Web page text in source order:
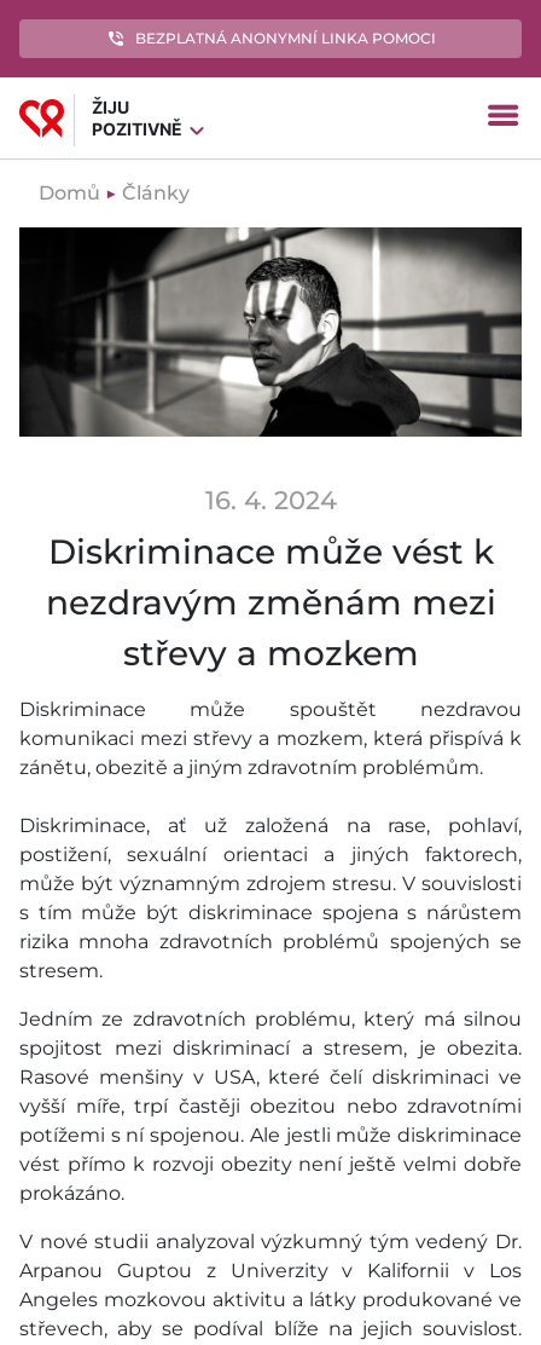
phone_in_talk BEZPLATNÁ ANONYMNÍ LINKA POMOCI
ŽIJU
POZITIVNĚ expand_more menu
Domů ▶ Články
16. 4. 2024
Diskriminace může vést k
nezdravým změnám mezi
střevy a mozkem
Diskriminace může spouštět nezdravou
komunikaci mezi střevy a mozkem, která přispívá k
zánětu, obezitě a jiným zdravotním problémům.
Diskriminace, ať už založená na rase, pohlaví,
postižení, sexuální orientaci a jiných faktorech,
může být významným zdrojem stresu. V souvislosti
s tím může být diskriminace spojena s nárůstem
rizika mnoha zdravotních problémů spojených se
stresem.
Jedním ze zdravotních problému, který má silnou
spojitost mezi diskriminací a stresem, je obezita.
Rasové menšiny v USA, které čelí diskriminaci ve
vyšší míře, trpí častěji obezitou nebo zdravotními
potížemi s ní spojenou. Ale jestli může diskriminace
vést přímo k rozvoji obezity není ještě velmi dobře
prokázáno.
V nové studii analyzoval výzkumný tým vedený Dr.
Arpanou Guptou z Univerzity v Kalifornii v Los
Angeles mozkovou aktivitu a látky produkované ve
střevech, aby se podíval blíže na jejich souvislost.